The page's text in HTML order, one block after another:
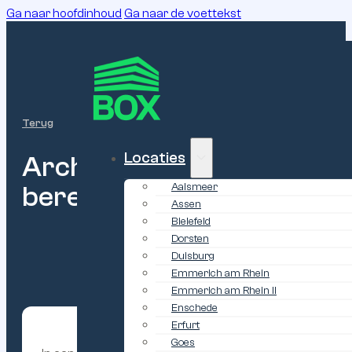
Ga naar hoofdinhoud Ga naar de voettekst
Locaties
Aalsmeer
Assen
Bielefeld
Dorsten
Duisburg
Emmerich am Rhein
Emmerich am Rhein II
Enschede
Erfurt
Goes
Terug
Archiefopslag
bereikbaar